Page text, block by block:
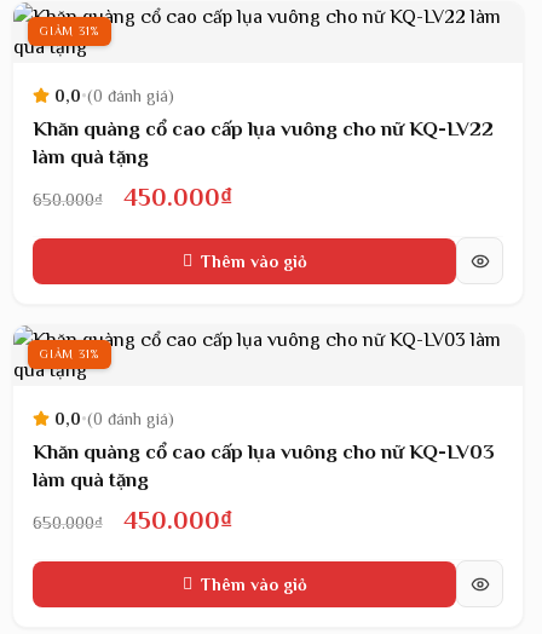
450.000₫.
GIẢM 31%
0,0•(0 đánh giá)
Khăn quàng cổ cao cấp lụa vuông cho nữ KQ-LV22
làm quà tặng
650.000₫
Giá
gốc
450.000₫Giá
hiện
tại
450.000₫.
Thêm vào giỏ
GIẢM 31%
0,0•(0 đánh giá)
Khăn quàng cổ cao cấp lụa vuông cho nữ KQ-LV03
làm quà tặng
650.000₫
Giá
gốc
450.000₫Giá
hiện
tại
Thêm vào giỏ